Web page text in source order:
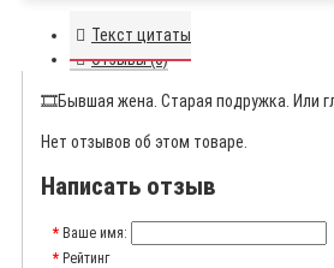
Текст цитаты
Отзывы (0)
🎞️Бывшая жена. Старая подружка. Или
Нет отзывов об этом товаре.
Написать отзыв
Ваше имя:
Рейтинг